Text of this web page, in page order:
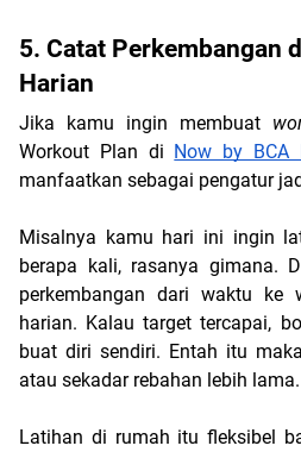
5. Catat Perkembangan
Harian
Jika kamu ingin membuat
Workout Plan di Now by BCA
manfaatkan sebagai pengatur
Misalnya kamu hari ini ingin
berapa kali, rasanya gimana.
perkembangan dari waktu ke
harian. Kalau target tercapai,
buat diri sendiri. Entah itu
atau sekadar rebahan lebih lama.
Latihan di rumah itu fleksibel